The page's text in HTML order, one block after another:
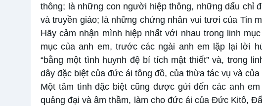
thông; là những con người hiệp thông, những dấu chỉ
và truyền giáo; là những chứng nhân vui tươi của Tin
Hãy cảm nhận mình hiệp nhất với nhau trong linh
mục của anh em, trước các ngài anh em lặp lại lời
“bằng một tình huynh đệ bí tích mật thiết” và, trong
dây đặc biệt của đức ái tông đồ, của thừa tác vụ và của
Một tâm tình đặc biệt cũng được gửi đến các anh
quảng đại và âm thầm, làm cho đức ái của Đức Kitô,